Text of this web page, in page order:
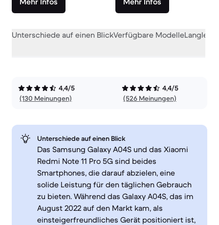
Unterschiede auf einen BlickVerfügbare Modelle
4,4/5
(130 Meinungen)
4,4/5
(526 Meinungen)
Unterschiede auf einen Blick
Das Samsung Galaxy A04S und das Xiaomi
Redmi Note 11 Pro 5G sind beides
Smartphones, die darauf abzielen, eine
solide Leistung für den täglichen Gebrauch
zu bieten. Während das Galaxy A04S, das im
August 2022 auf den Markt kam, als
einsteigerfreundliches Gerät positioniert ist,